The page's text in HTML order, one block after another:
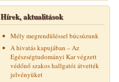
Hírek, aktualitások
Mély megrendüléssel búcsúzunk
A hivatás kapujában – Az
Egészségtudományi Kar végzett
védőnő szakos hallgatói átvették
jelvényüket